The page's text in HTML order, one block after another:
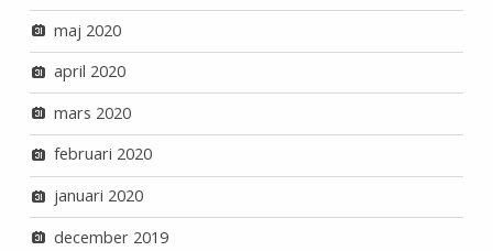
maj 2020
april 2020
mars 2020
februari 2020
januari 2020
december 2019